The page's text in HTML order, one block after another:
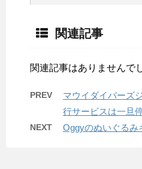
関連記事
関連記事はありませんで
PREV
マウイダイバーズ
行サービスは一旦
NEXT Oggyのぬいぐるみ